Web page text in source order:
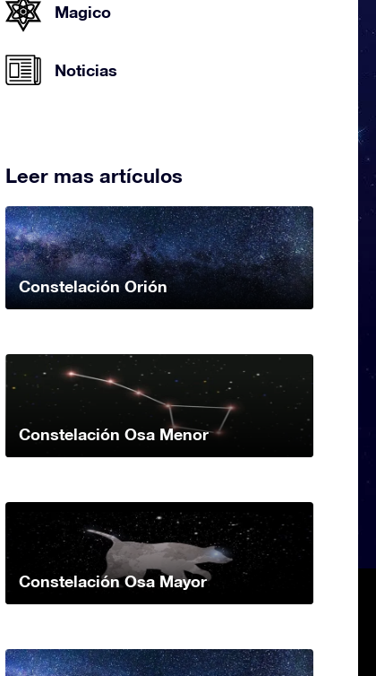
Magico
Noticias
Leer mas artículos
Constelación Orión
Constelación Osa Menor
Constelación Osa Mayor